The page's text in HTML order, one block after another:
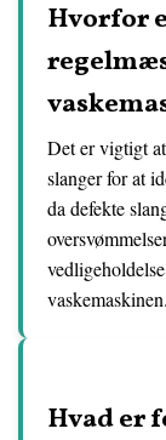
Hvorfor
Det er vigtigt
slanger for at
da defekte
vaskemaskinen.
Hvad er